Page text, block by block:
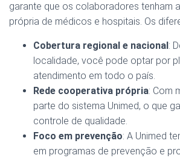
garante que os colaboradores tenham
própria de médicos e hospitais. Os
Cobertura regional e nacional :
localidade, você pode optar por
atendimento em todo o país.
Rede cooperativa própria: Com
parte do sistema Unimed, o que
controle de qualidade.
Foco em prevenção: A Unimed
em programas de prevenção e